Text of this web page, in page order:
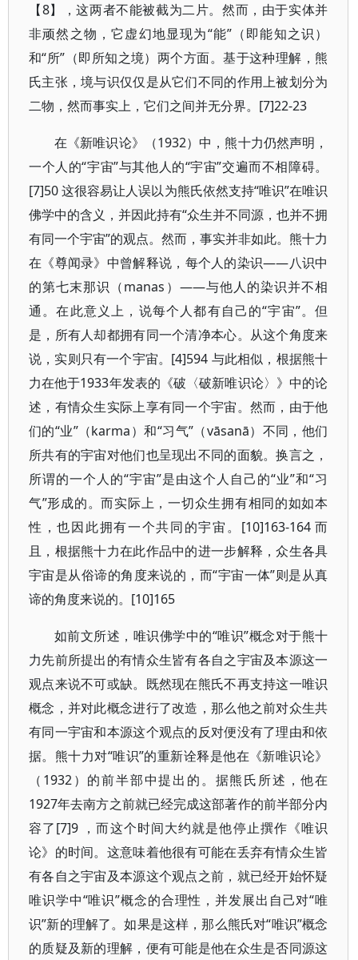
【8】，这两者不能被截为二片。然而，由于实体并
非顽然之物，它虚幻地显现为“能”（即能知之识）
和“所”（即所知之境）两个方面。基于这种理解，熊
氏主张，境与识仅仅是从它们不同的作用上被划分为
二物，然而事实上，它们之间并无分界。[7]22-23
在《新唯识论》（1932）中，熊十力仍然声明，
一个人的“宇宙”与其他人的“宇宙”交遍而不相障碍。
[7]50 这很容易让人误以为熊氏依然支持“唯识”在唯识
佛学中的含义，并因此持有“众生并不同源，也并不拥
有同一个宇宙”的观点。然而，事实并非如此。熊十力
在《尊闻录》中曾解释说，每个人的染识——八识中
的第七末那识（manas）——与他人的染识并不相
通。在此意义上，说每个人都有自己的“宇宙”。但
是，所有人却都拥有同一个清净本心。从这个角度来
说，实则只有一个宇宙。[4]594 与此相似，根据熊十
力在他于1933年发表的《破〈破新唯识论〉》中的论
述，有情众生实际上享有同一个宇宙。然而，由于他
们的“业”（karma）和“习气”（vāsanā）不同，他们
所共有的宇宙对他们也呈现出不同的面貌。换言之，
所谓的一个人的“宇宙”是由这个人自己的“业”和“习
气”形成的。而实际上，一切众生拥有相同的如如本
性，也因此拥有一个共同的宇宙。[10]163-164 而
且，根据熊十力在此作品中的进一步解释，众生各具
宇宙是从俗谛的角度来说的，而“宇宙一体”则是从真
谛的角度来说的。[10]165
如前文所述，唯识佛学中的“唯识”概念对于熊十
力先前所提出的有情众生皆有各自之宇宙及本源这一
观点来说不可或缺。既然现在熊氏不再支持这一唯识
概念，并对此概念进行了改造，那么他之前对众生共
有同一宇宙和本源这个观点的反对便没有了理由和依
据。熊十力对“唯识”的重新诠释是他在《新唯识论》
（1932）的前半部中提出的。据熊氏所述，他在
1927年去南方之前就已经完成这部著作的前半部分内
容了[7]9 ，而这个时间大约就是他停止撰作《唯识
论》的时间。这意味着他很有可能在丢弃有情众生皆
有各自之宇宙及本源这个观点之前，就已经开始怀疑
唯识学中“唯识”概念的合理性，并发展出自己对“唯
识”新的理解了。如果是这样，那么熊氏对“唯识”概念
的质疑及新的理解，便有可能是他在众生是否同源这